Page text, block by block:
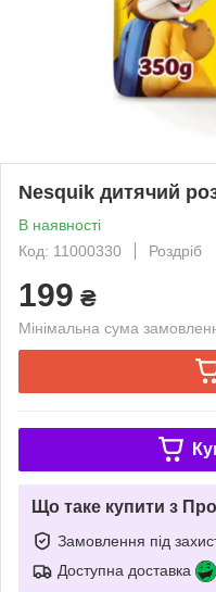
Nesquik дитячий
В наявності
Код: 11000330
Роздріб
199 ₴
Мінімальна сума
Що таке купити з
Замовлення під
Доступна доставка